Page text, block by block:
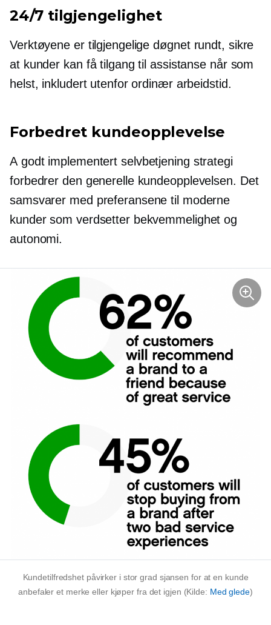
24/7 tilgjengelighet
Verktøyene er tilgjengeligedøgnet rundt, sikre
at kunder kan få tilgang til assistanse når som
helst, inkludert utenfor ordinær arbeidstid.
Forbedret kundeopplevelse
A godt implementert selvbetjening strategi
forbedrer den generelle kundeopplevelsen. Det
samsvarer med preferansene til moderne
kunder som verdsetter bekvemmelighet og
autonomi.
Kundetilfredshet påvirker i stor grad sjansen for at en kunde
anbefaler et merke eller kjøper fra det igjen (Kilde: Med glede)